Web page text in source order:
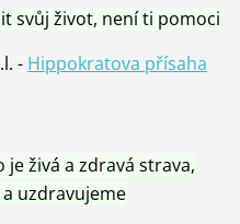
svůj život, není ti pomoci
- Hippokratova přísaha
je živá a zdravá strava,
uzdravujeme